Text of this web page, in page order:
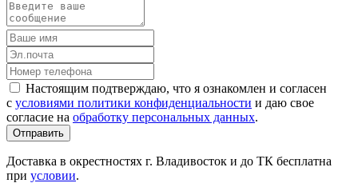
Настоящим подтверждаю, что я ознакомлен и согласен
с условиями политики конфиденциальности и даю свое
согласие на обработку персональных данных.
Отправить
Доставка в окрестностях г. Владивосток и до ТК бесплатна
при условии.